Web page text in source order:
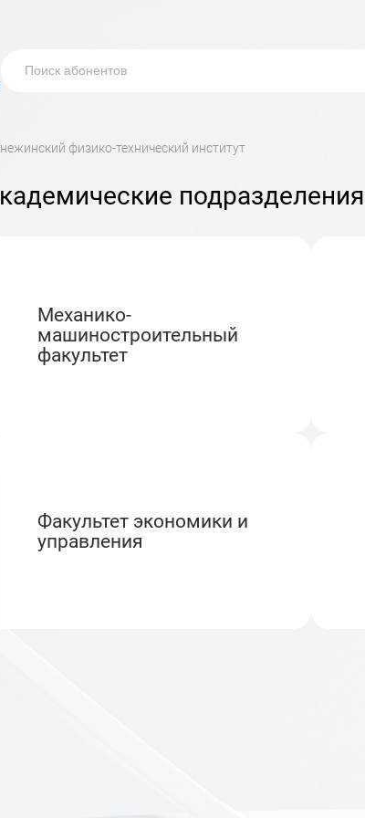
Снежинский физико-технический институт
Академические подразделения
Механико-
машиностроительный
факультет
Факультет экономики и
управления